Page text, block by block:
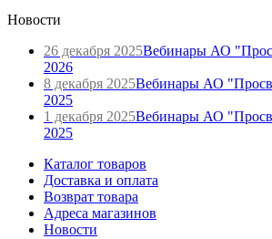
Новости
26 декабря 2025Вебинары АО
2026
8 декабря 2025Вебинары АО
2025
1 декабря 2025Вебинары АО
2025
Каталог товаров
Доставка и оплата
Возврат товара
Адреса магазинов
Новости